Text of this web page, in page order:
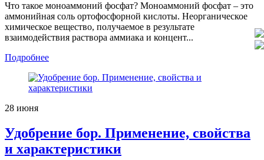
Что такое моноаммоний фосфат? Моноаммоний фосфат – это
аммонийная соль ортофосфорной кислоты. Неорганическое
химическое вещество, получаемое в результате
взаимодействия раствора аммиака и концент...
Подробнее
28 июня
Удобрение бор. Применение, свойства
и характеристики